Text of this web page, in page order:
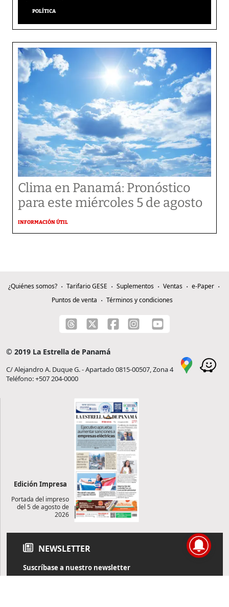
POLÍTICA
Clima en Panamá: Pronóstico
para este miércoles 5 de agosto
INFORMACIÓN ÚTIL
¿Quiénes somos? Tarifario GESE Suplementos Ventas
e-Paper
Puntos de venta
Términos y condiciones
© 2019 La Estrella de Panamá
C/ Alejandro A. Duque G. - Apartado 0815-00507, Zona 4
Teléfono: +507 204-0000
Edición Impresa
Portada del impreso
del 5 de agosto de
2026
NEWSLETTER
Suscríbase a nuestro newsletter
Reciba diariamente información de actualidad directamente en